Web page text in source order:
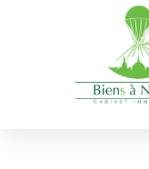
Recherche
Acheter
Type de